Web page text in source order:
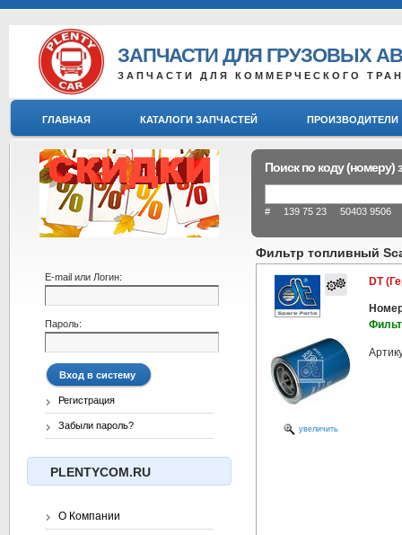
ЗАПЧАСТИ ДЛЯ ГРУЗОВЫХ
ЗАПЧАСТИ ДЛЯ КОММЕРЧЕСКОГО
ГЛАВНАЯ КАТАЛОГИ ЗАПЧАСТЕЙ ПРОИЗВОДИТЕЛИ
Поиск по коду (номеру)
# 139 75 23 50403 9506
Фильтр топливный
увеличить
DT
E-mail или Логин:
Пароль:
Регистрация
Забыли пароль?
PLENTYCOM.RU
О Компании